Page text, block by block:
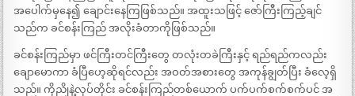
အပေါက်မှနေ၍ ချောင်းနေကြဖြစ်သည်။ အထူးသဖြင့် ဇော်ကြီးကြည့်ချင်
သည်က ခင်စန်းကြည် အလိုးခံတာကိုဖြစ်သည်။
ခင်စန်းကြည်မှာ ဖင်ကြီးတင်ကြီးတွေ တလုံးတခဲကြီးနှင့် ရည်ရည်ကလည်း
ချောမောကာ ခံပြီဟေ့ဆိုရင်လည်း အဝတ်အစားတွေ အကုန်ချွတ်ပြီး ခံလေ့ရှိ
သည်။ ကိုညိုနဲ့လုပ်တိုင်း ခင်စန်းကြည်တစ်ယောက် ပက်ပက်စက်စက်ပင် အ